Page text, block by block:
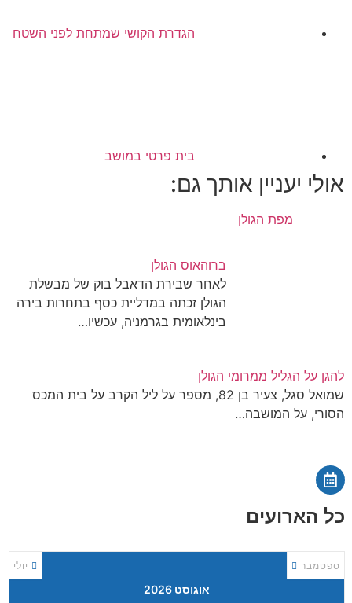
הגדרת הקושי שמתחת לפני השטח
בית פרטי במושב
אולי יעניין אותך גם:
מפת הגולן
ברוהאוס הגולן
לאחר שבירת הדאבל בוק של מבשלת
הגולן זכתה במדליית כסף בתחרות בירה
בינלאומית בגרמניה, עכשיו…
להגן על הגליל ממרומי הגולן
שמואל סגל, צעיר בן 82, מספר על ליל הקרב על בית המכס
הסורי, על המושבה…
כל הארועים
יולי
אוגוסט 2026
ספטמבר